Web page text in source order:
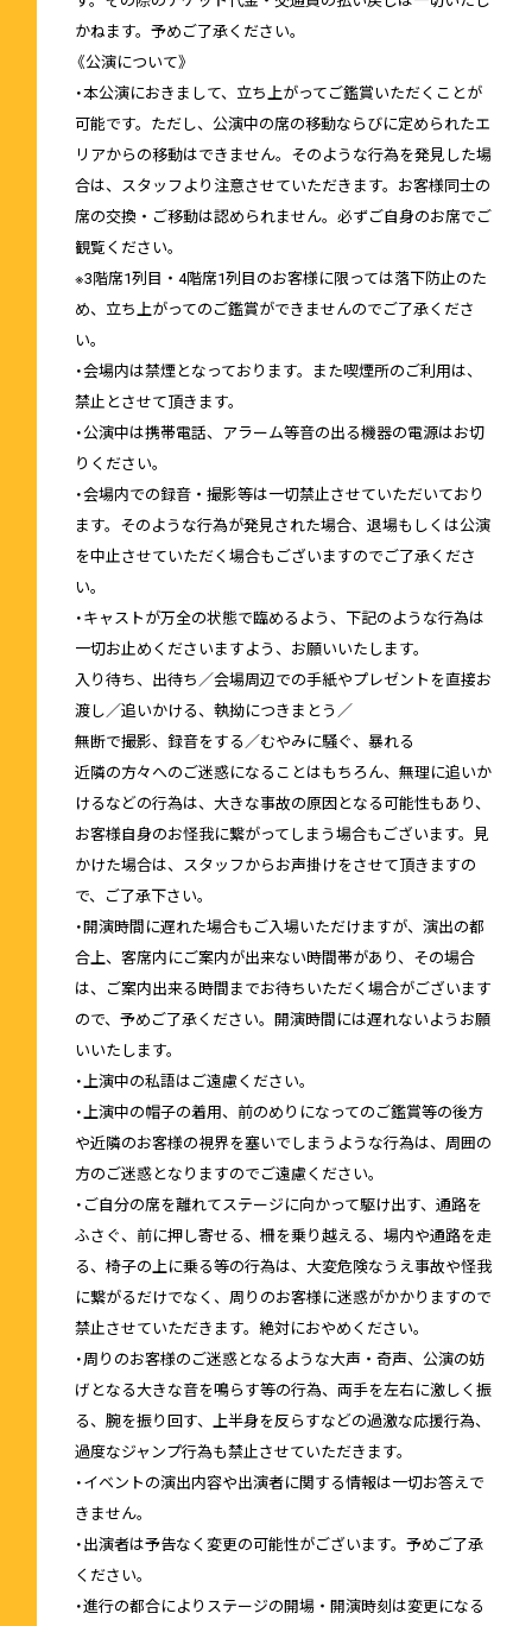
かねます。予めご了承ください。
《公演について》
・本公演におきまして、立ち上がってご鑑賞いただくことが
可能です。ただし、公演中の席の移動ならびに定められたエ
リアからの移動はできません。そのような行為を発見した場
合は、スタッフより注意させていただきます。お客様同士の
席の交換・ご移動は認められません。必ずご自身のお席でご
観覧ください。
※3階席1列目・4階席1列目のお客様に限っては落下防止のた
め、立ち上がってのご鑑賞ができませんのでご了承くださ
い。
・会場内は禁煙となっております。また喫煙所のご利用は、
禁止とさせて頂きます。
・公演中は携帯電話、アラーム等音の出る機器の電源はお切
りください。
・会場内での録音・撮影等は一切禁止させていただいており
ます。そのような行為が発見された場合、退場もしくは公演
を中止させていただく場合もございますのでご了承くださ
い。
・キャストが万全の状態で臨めるよう、下記のような行為は
一切お止めくださいますよう、お願いいたします。
入り待ち、出待ち／会場周辺での手紙やプレゼントを直接お
渡し／追いかける、執拗につきまとう／
無断で撮影、録音をする／むやみに騒ぐ、暴れる
近隣の方々へのご迷惑になることはもちろん、無理に追いか
けるなどの行為は、大きな事故の原因となる可能性もあり、
お客様自身のお怪我に繋がってしまう場合もございます。見
かけた場合は、スタッフからお声掛けをさせて頂きますの
で、ご了承下さい。
・開演時間に遅れた場合もご入場いただけますが、演出の都
合上、客席内にご案内が出来ない時間帯があり、その場合
は、ご案内出来る時間までお待ちいただく場合がございます
ので、予めご了承ください。開演時間には遅れないようお願
いいたします。
・上演中の私語はご遠慮ください。
・上演中の帽子の着用、前のめりになってのご鑑賞等の後方
や近隣のお客様の視界を塞いでしまうような行為は、周囲の
方のご迷惑となりますのでご遠慮ください。
・ご自分の席を離れてステージに向かって駆け出す、通路を
ふさぐ、前に押し寄せる、柵を乗り越える、場内や通路を走
る、椅子の上に乗る等の行為は、大変危険なうえ事故や怪我
に繋がるだけでなく、周りのお客様に迷惑がかかりますので
禁止させていただきます。絶対におやめください。
・周りのお客様のご迷惑となるような大声・奇声、公演の妨
げとなる大きな音を鳴らす等の行為、両手を左右に激しく振
る、腕を振り回す、上半身を反らすなどの過激な応援行為、
過度なジャンプ行為も禁止させていただきます。
・イベントの演出内容や出演者に関する情報は一切お答えで
きません。
・出演者は予告なく変更の可能性がございます。予めご了承
ください。
・進行の都合によりステージの開場・開演時刻は変更になる